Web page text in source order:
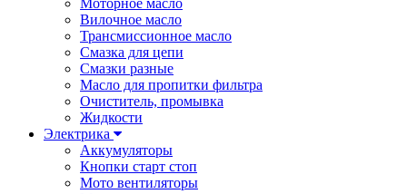
Моторное масло
Вилочное масло
Трансмиссионное масло
Смазка для цепи
Смазки разные
Масло для пропитки фильтра
Очиститель, промывка
Жидкости
Электрика
Аккумуляторы
Кнопки старт стоп
Мото вентиляторы